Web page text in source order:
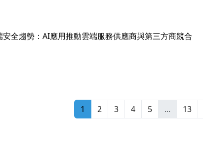
全趨勢：AI應用推動雲端服務供應商與第三方商競合
1 2 3 4 5 ... 13